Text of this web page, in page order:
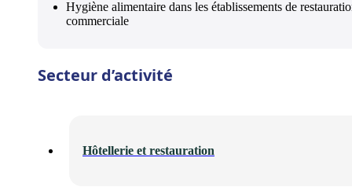
Hygiène alimentaire dans les établissements de
commerciale
Secteur d’activité
Hôtellerie et restauration